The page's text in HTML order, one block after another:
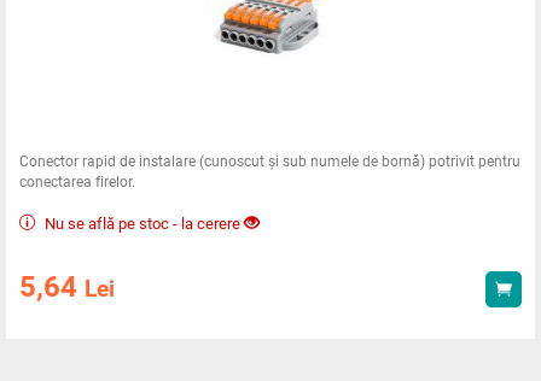
Conector rapid de instalare (cunoscut și sub numele de bornă) potrivit pentru
conectarea firelor.
Nu se află pe stoc - la cerere
5,64 Lei